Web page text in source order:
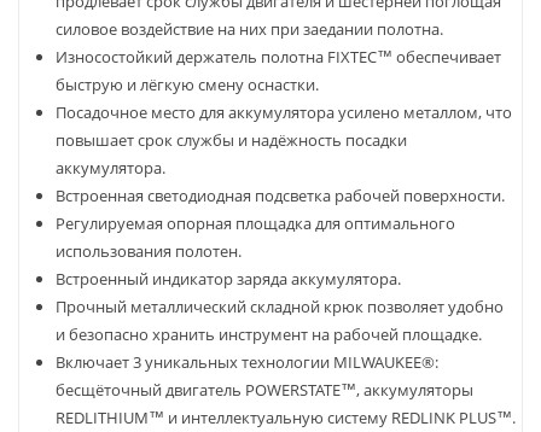
силовое воздействие на них при заедании полотна.
Износостойкий держатель полотна FIXTEC™ обеспечивает
быструю и лёгкую смену оснастки.
Посадочное место для аккумулятора усилено металлом, что
повышает срок службы и надёжность посадки
аккумулятора.
Встроенная светодиодная подсветка рабочей поверхности.
Регулируемая опорная площадка для оптимального
использования полотен.
Встроенный индикатор заряда аккумулятора.
Прочный металлический складной крюк позволяет удобно
и безопасно хранить инструмент на рабочей площадке.
Включает 3 уникальных технологии MILWAUKEE®:
бесщёточный двигатель POWERSTATE™, аккумуляторы
REDLITHIUM™ и интеллектуальную систему REDLINK PLUS™.